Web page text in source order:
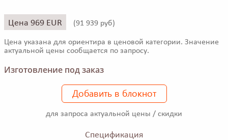
Цена 969 EUR (91 939 руб)
Цена указана для ориентира в ценовой категории. Значение
актуальной цены сообщается по запросу.
Изготовление под заказ
Добавить в блокнот
для запроса актуальной цены / скидки
Спецификация